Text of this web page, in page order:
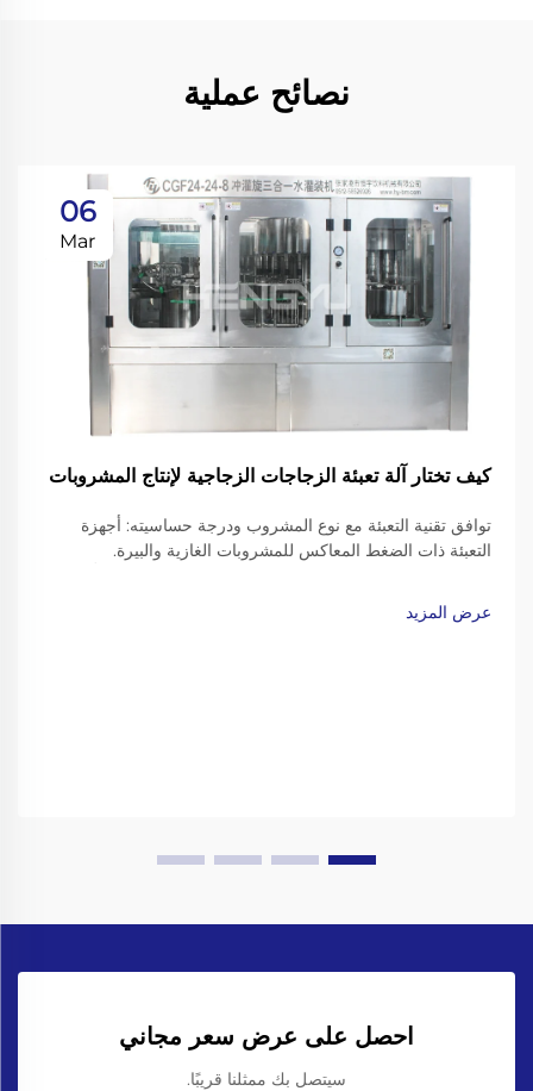
نصائح عملية
06
Mar
كيف تختار آلة تعبئة الزجاجات الزجاجية لإنتاج المشروبات
توافق تقنية التعبئة مع نوع المشروب ودرجة حساسيته: أجهزة
التعبئة ذات الضغط المعاكس للمشروبات الغازية والبيرة.
تقنيات تعبئة دقيقة للحفاظ على فَوَرَتها دون أن تؤدي إلى انفجار أو
فقدان الغاز…
عرض المزيد
احصل على عرض سعر مجاني
سيتصل بك ممثلنا قريبًا.